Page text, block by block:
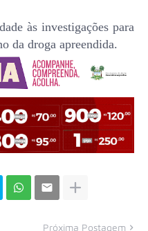
às investigações para
da droga apreendida.
Próxima Postagem